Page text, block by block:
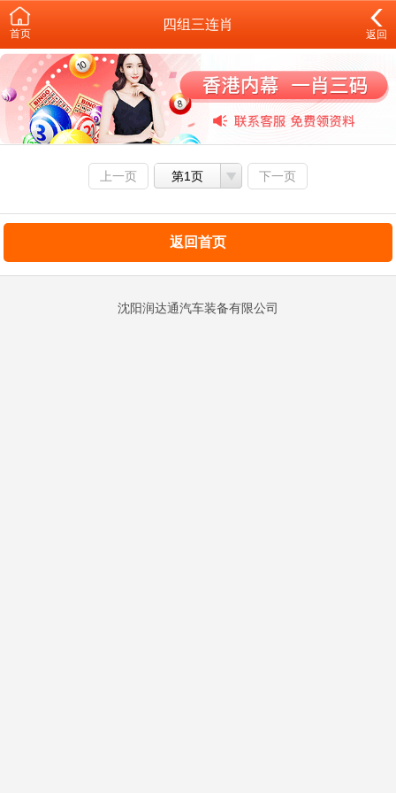
首页
四组三连肖
返回
上一页 第1页 下一页
返回首页
沈阳润达通汽车装备有限公司